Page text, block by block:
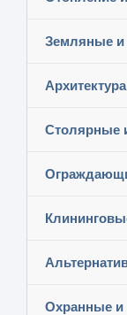
Земляные
Столярные
Охранные и